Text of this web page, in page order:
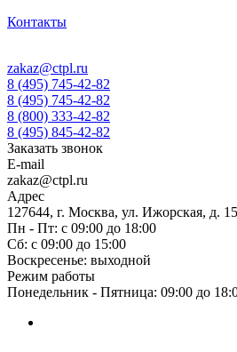
Контакты
zakaz@ctpl.ru
8 (495) 745-42-82
8 (495) 745-42-82
8 (800) 333-42-82
8 (495) 845-42-82
Заказать звонок
E-mail
zakaz@ctpl.ru
Адрес
127644, г. Москва, ул. Ижорская, д.
Пн - Пт: с 09:00 до 18:00
Сб: с 09:00 до 15:00
Воскресенье: выходной
Режим работы
Понедельник - Пятница: 09:00 до